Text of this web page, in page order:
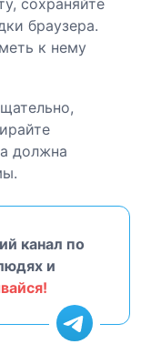
сохраняйте
браузера.
к нему
должна
канал по
и